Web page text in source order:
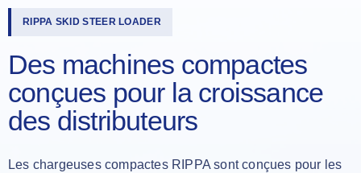
RIPPA SKID STEER LOADER
Des machines compactes
conçues pour la croissance
des distributeurs
Les chargeuses compactes RIPPA sont conçues pour les